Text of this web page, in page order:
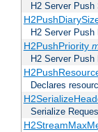
H2 Server Push
H2 Server Push
H2PushPriority
H2 Server Push
Declares
Serialize